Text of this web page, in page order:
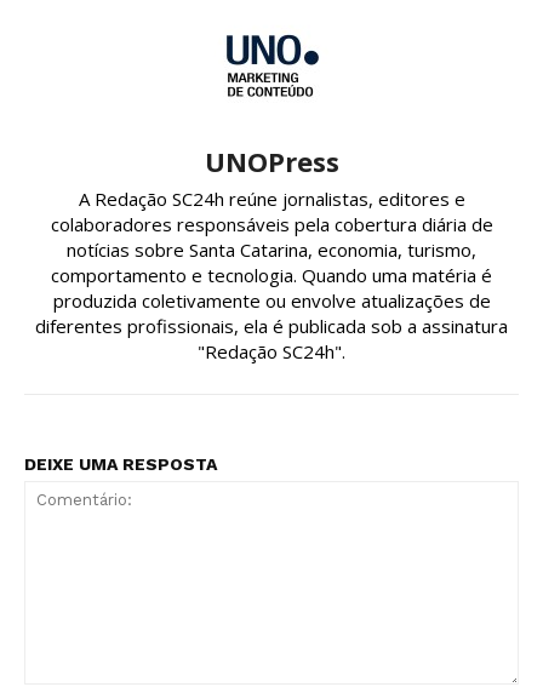
UNOPress
A Redação SC24h reúne jornalistas, editores e
colaboradores responsáveis pela cobertura diária de
notícias sobre Santa Catarina, economia, turismo,
comportamento e tecnologia. Quando uma matéria é
produzida coletivamente ou envolve atualizações de
diferentes profissionais, ela é publicada sob a assinatura
"Redação SC24h".
DEIXE UMA RESPOSTA